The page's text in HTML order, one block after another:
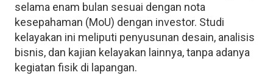
selama enam bulan sesuai dengan nota
kesepahaman (MoU) dengan investor. Studi
kelayakan ini meliputi penyusunan desain, analisis
bisnis, dan kajian kelayakan lainnya, tanpa adanya
kegiatan fisik di lapangan.